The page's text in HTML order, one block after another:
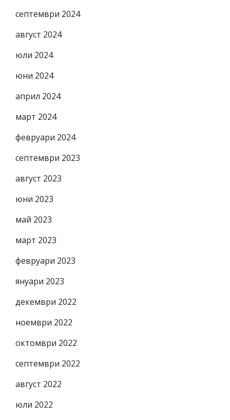
септември 2024
август 2024
юли 2024
юни 2024
април 2024
март 2024
февруари 2024
септември 2023
август 2023
юни 2023
май 2023
март 2023
февруари 2023
януари 2023
декември 2022
ноември 2022
октомври 2022
септември 2022
август 2022
юли 2022